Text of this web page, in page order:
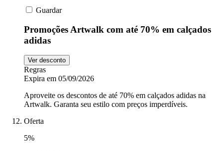
Guardar
Promoções Artwalk com até 70% em calçados
adidas
Ver desconto
Regras
Expira em 05/09/2026
Aproveite os descontos de até 70% em calçados adidas na
Artwalk. Garanta seu estilo com preços imperdíveis.
Oferta
5%